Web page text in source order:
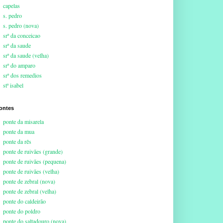
capelas
s. pedro
s. pedro (nova)
srª da conceicao
srª da saude
srª da saude (velha)
srª do amparo
srª dos remedios
stª isabel
ponte da misarela
ponte da mua
ponte da rês
ponte de ruivães (grande)
ponte de ruivães (pequena)
ponte de ruivães (velha)
ponte de zebral (nova)
ponte de zebral (velha)
ponte do caldeirão
ponte do poldro
ponte do saltadouro (nova)